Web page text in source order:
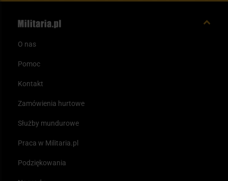
O nas
Pomoc
Kontakt
Zamówienia hurtowe
Służby mundurowe
Praca w Militaria.pl
Podziękowania